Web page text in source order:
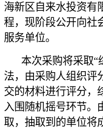
海新区自来水投资有
程，现阶段公开向社
服务单位。
本次采购将采取“
法， 由采购人组织评
交的材料进行评分，
入围随机摇号环节。
取，抽取到的单位将